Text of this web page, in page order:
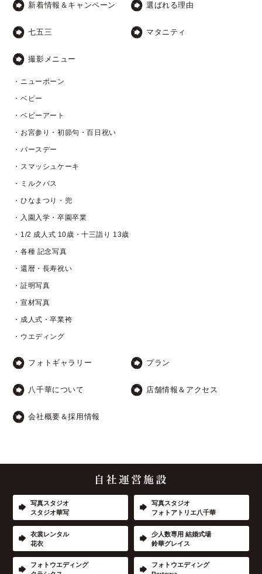
新着情報＆キャンペーン 選ばれる理由
七五三 マタニティ
撮影メニュー
・ニューボーン
・ベビー
・ベビーアート
・お宮参り・初節句・百日祝い
・バースデー
・スマッシュケーキ
・ミルクバス
・ひなまつり・兜
・入園入学・卒園卒業
・1/2 成人式 10歳・十三詣り 13歳
・各種 記念写真
・還暦・長寿祝い
・証明写真
・宣材写真
・成人式・卒業袴
・ウエディング
フォトギャラリー プラン
八千華について 店舗情報＆アクセス
会社概要＆採用情報
写真スタジオ
スタジオ華写
写真スタジオ
フォトアトリエ八千華
衣裳レンタル
花衣
少人数専用 結婚式場
鈴華グレイス
フォトウエディング
フォトウエディング